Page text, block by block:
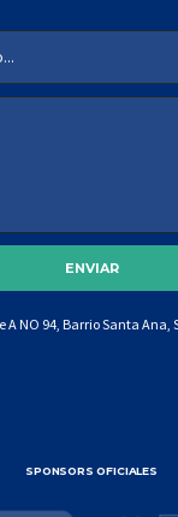
A NO 94, Barrio Santa
SPONSORS OFICIALES